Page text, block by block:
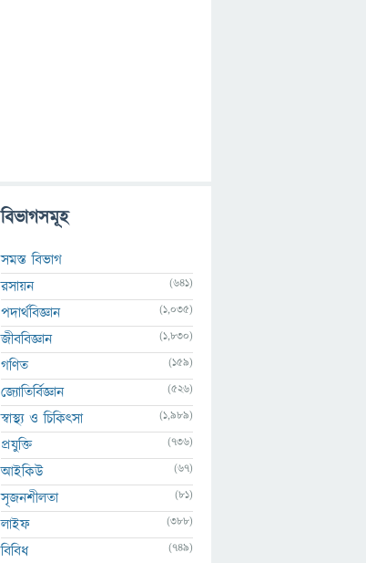
বিভাগসমূহ
সমস্ত বিভাগ
রসায়ন
(641)
পদার্থবিজ্ঞান (1,035)
জীববিজ্ঞান (1,830)
গণিত (159)
জ্যোতির্বিজ্ঞান (526)
স্বাস্থ্য ও চিকিৎসা (1,989)
প্রযুক্তি (736)
আইকিউ (67)
সৃজনশীলতা (81)
লাইফ (388)
বিবিধ (749)